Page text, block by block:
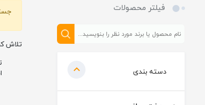
فیلتر محصولات
دسته بندی
تلاش